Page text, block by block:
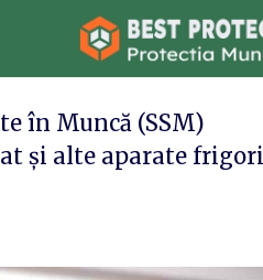
în Muncă (SSM)
și alte aparate